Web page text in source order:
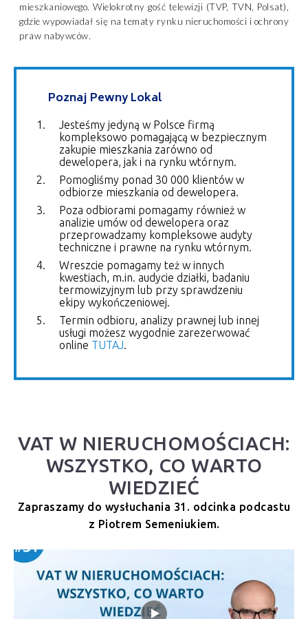
mieszkaniowego. Wielokrotny gość telewizji (TVP, TVN, Polsat),
gdzie wypowiadał się na tematy rynku nieruchomości i ochrony
praw nabywców.
Poznaj Pewny Lokal
Jesteśmy jedyną w Polsce firmą
kompleksowo pomagającą w bezpiecznym
zakupie mieszkania zarówno od
dewelopera, jak i na rynku wtórnym.
Pomogliśmy ponad 30 000 klientów w
odbiorze mieszkania od dewelopera.
Poza odbiorami pomagamy również w
analizie umów od dewelopera oraz
przeprowadzamy kompleksowe audyty
techniczne i prawne na rynku wtórnym.
Wreszcie pomagamy też w innych
kwestiach, m.in. audycie działki, badaniu
termowizyjnym lub przy sprawdzeniu
ekipy wykończeniowej.
Termin odbioru, analizy prawnej lub innej
usługi możesz wygodnie zarezerwować
online TUTAJ
VAT W NIERUCHOMOŚCIACH:
WSZYSTKO, CO WARTO
WIEDZIEĆ
Zapraszamy do wysłuchania 31. odcinka podcastu
z Piotrem Semeniukiem.